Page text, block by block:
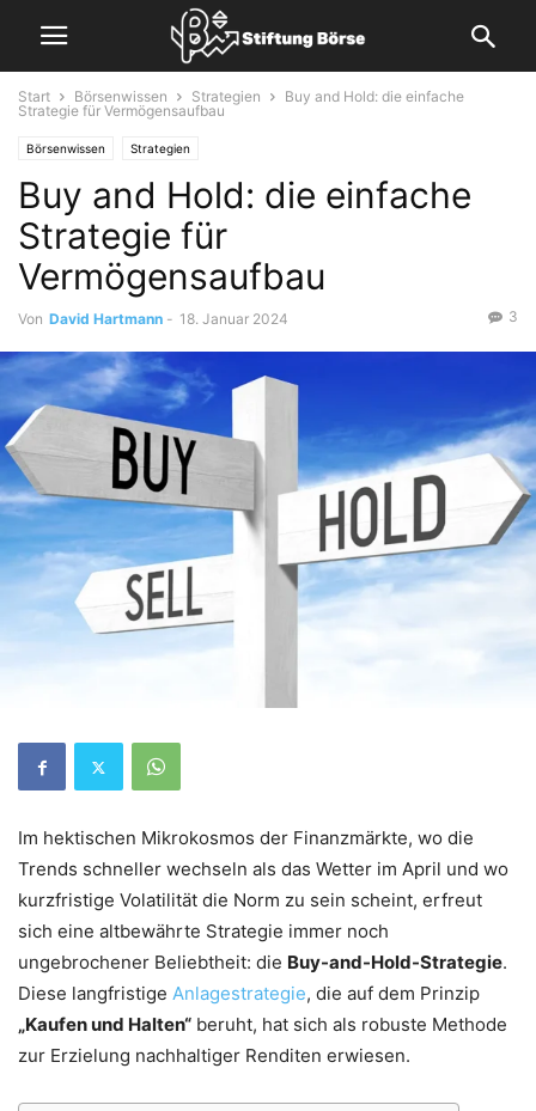
Start Börsenwissen Strategien
Buy and Hold: die einfache
Strategie für Vermögensaufbau
Börsenwissen Strategien
Buy and Hold: die einfache
Strategie für
Vermögensaufbau
Von David Hartmann - 18. Januar 2024 3
Im hektischen Mikrokosmos der Finanzmärkte, wo die
Trends schneller wechseln als das Wetter im April und wo
kurzfristige Volatilität die Norm zu sein scheint, erfreut
sich eine altbewährte Strategie immer noch
ungebrochener Beliebtheit: die Buy-and-Hold-Strategie.
Diese langfristige Anlagestrategie, die auf dem Prinzip
„Kaufen und Halten“ beruht, hat sich als robuste Methode
zur Erzielung nachhaltiger Renditen erwiesen.